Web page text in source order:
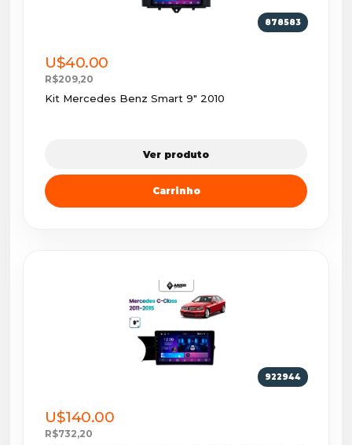
878583
U$40.00
R$209,20
Kit Mercedes Benz Smart 9" 2010
Ver produto
Carrinho
922944
U$140.00
R$732,20